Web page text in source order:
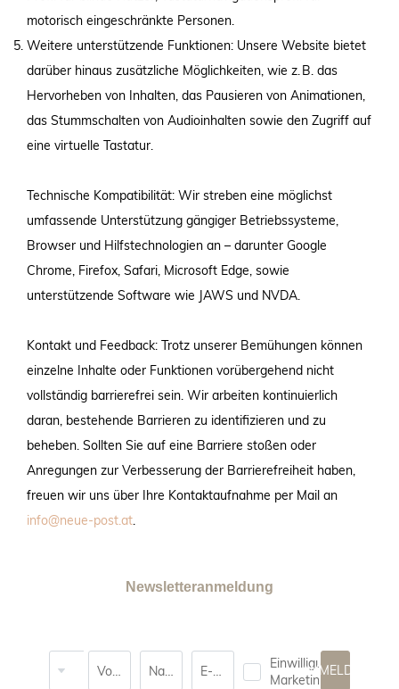
motorisch eingeschränkte Personen.
Weitere unterstützende Funktionen: Unsere Website bietet
darüber hinaus zusätzliche Möglichkeiten, wie z. B. das
Hervorheben von Inhalten, das Pausieren von Animationen,
das Stummschalten von Audioinhalten sowie den Zugriff auf
eine virtuelle Tastatur.
Technische Kompatibilität: Wir streben eine möglichst
umfassende Unterstützung gängiger Betriebssysteme,
Browser und Hilfstechnologien an – darunter Google
Chrome, Firefox, Safari, Microsoft Edge, sowie
unterstützende Software wie JAWS und NVDA.
Kontakt und Feedback: Trotz unserer Bemühungen können
einzelne Inhalte oder Funktionen vorübergehend nicht
vollständig barrierefrei sein. Wir arbeiten kontinuierlich
daran, bestehende Barrieren zu identifizieren und zu
beheben. Sollten Sie auf eine Barriere stoßen oder
Anregungen zur Verbesserung der Barrierefreiheit haben,
freuen wir uns über Ihre Kontaktaufnahme per Mail an
info@neue-post.at.
Newsletteranmeldung
Vorname Nachname*
Einwilligung
Marketing*
ANMELDEN